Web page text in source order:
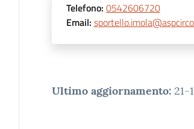
Telefono: 0542606720
Email:
Ultimo aggiornamento: 21-